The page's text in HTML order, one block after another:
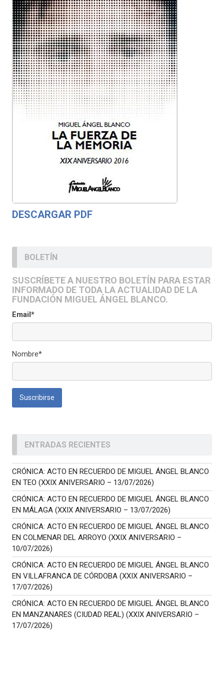
DESCARGAR PDF
BOLETÍN
SUSCRÍBETE A NUESTRO BOLETÍN PARA ESTAR
INFORMADO DE TODA LA ACTUALIDAD DE LA
FUNDACIÓN MIGUEL ÁNGEL BLANCO.
Email*
Nombre*
ENTRADAS RECIENTES
CRÓNICA: ACTO EN RECUERDO DE MIGUEL ÁNGEL BLANCO
EN TEO (XXIX ANIVERSARIO – 13/07/2026)
CRÓNICA: ACTO EN RECUERDO DE MIGUEL ÁNGEL BLANCO
EN MÁLAGA (XXIX ANIVERSARIO – 13/07/2026)
CRÓNICA: ACTO EN RECUERDO DE MIGUEL ÁNGEL BLANCO
EN COLMENAR DEL ARROYO (XXIX ANIVERSARIO –
10/07/2026)
CRÓNICA: ACTO EN RECUERDO DE MIGUEL ÁNGEL BLANCO
EN VILLAFRANCA DE CÓRDOBA (XXIX ANIVERSARIO –
17/07/2026)
CRÓNICA: ACTO EN RECUERDO DE MIGUEL ÁNGEL BLANCO
EN MANZANARES (CIUDAD REAL) (XXIX ANIVERSARIO –
17/07/2026)